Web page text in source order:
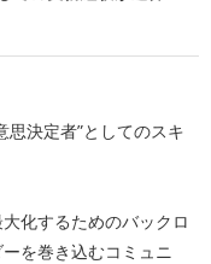
思決定者”としてのスキ
化するためのバックロ
を巻き込むコミュニ